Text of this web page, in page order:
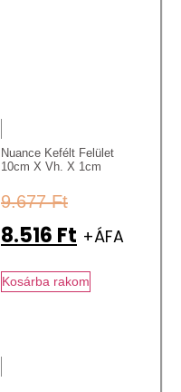
Nuance Kefélt Felület
10cm X Vh. X 1cm
9.677Ft
8.516 Ft +ÁFA
Kosárba rakom